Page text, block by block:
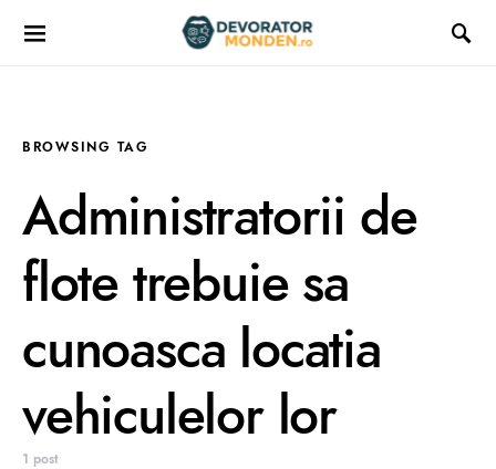
BROWSING TAG
Administratorii de
flote trebuie sa
cunoasca locatia
vehiculelor lor
1 post